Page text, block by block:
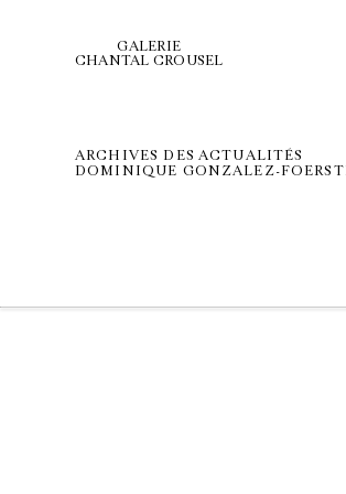
GALERIE
CHANTAL CROUSEL
ARCHIVES DES ACTUALITÉS
DOMINIQUE GONZALEZ-